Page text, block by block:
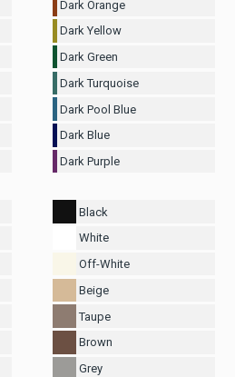
Dark Orange
Dark Yellow
Dark Green
Dark Turquoise
Dark Pool Blue
Dark Blue
Dark Purple
Black
White
Off-White
Beige
Taupe
Brown
Grey